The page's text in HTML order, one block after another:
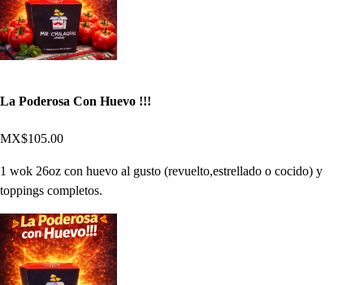
La Poderosa Con Huevo !!!
MX$105.00
1 wok 26oz con huevo al gusto (revuelto,estrellado o cocido) y
toppings completos.